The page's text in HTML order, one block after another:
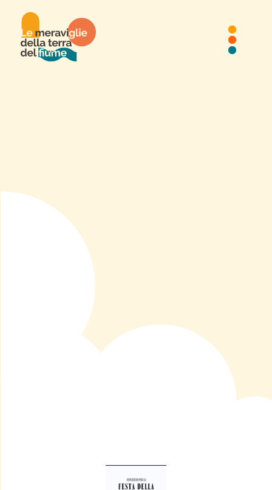
via Garibaldi, 24
INGRESSO LIBERO
Corpo Musicale Città di Palazzolo